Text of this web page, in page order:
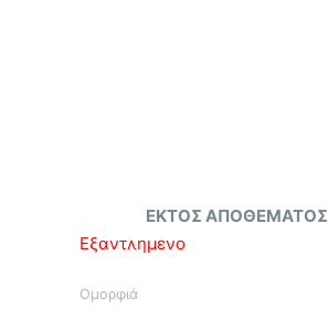
ΕΚΤΌΣ ΑΠΟΘΈΜΑΤΟΣ
Εξαντλημένο
Ομορφιά